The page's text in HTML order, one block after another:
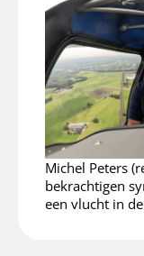
Michel Peters
bekrachtigen
een vlucht in